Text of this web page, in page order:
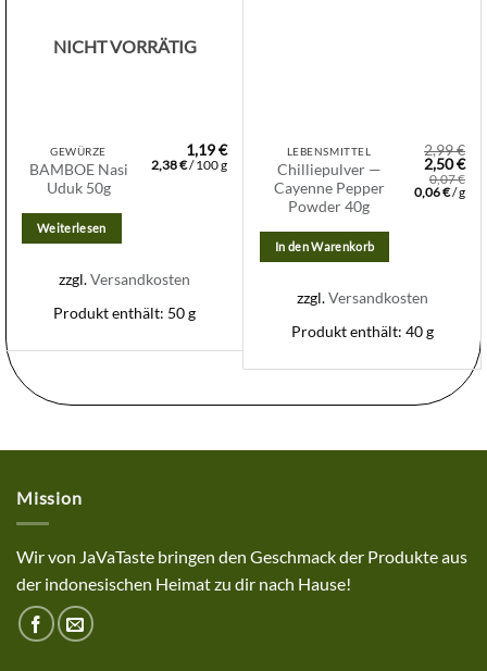
NICHT VORRÄTIG
GEWÜRZE
BAMBOE Nasi
Uduk 50g
1,19€
2,38€/100g
Weiterlesen
zzgl.Versandkosten
Produkt enthält: 50g
LEBENSMITTEL
Chilliepulver —
Cayenne Pepper
Powder 40g
2,99€
Preis
war:
2,50€
ist:
0,07€
0,06€/g
In den Warenkorb
zzgl.Versandkosten
Produkt enthält: 40g
Mission
Wir von JaVaTaste bringen den Geschmack der Produkte aus
der indonesischen Heimat zu dir nach Hause!